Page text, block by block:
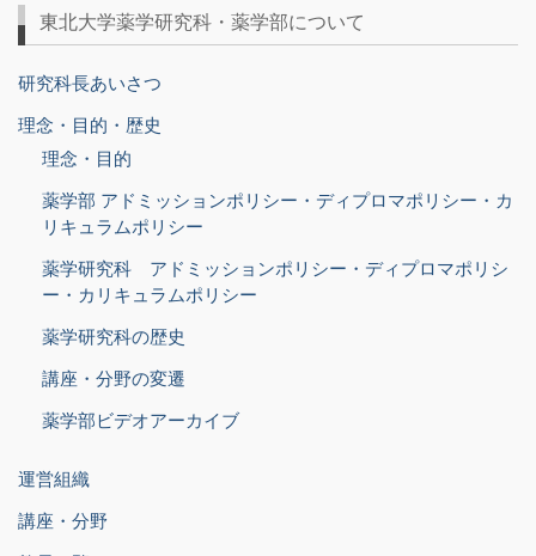
東北大学薬学研究科・薬学部について
研究科長あいさつ
理念・目的・歴史
理念・目的
薬学部 アドミッションポリシー・ディプロマポリシー・カ
リキュラムポリシー
薬学研究科 アドミッションポリシー・ディプロマポリシ
ー・カリキュラムポリシー
薬学研究科の歴史
講座・分野の変遷
薬学部ビデオアーカイブ
運営組織
講座・分野